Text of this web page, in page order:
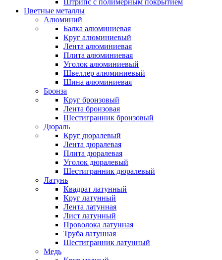
Штрипс с полимерным покрытием
Цветные металлы
Алюминий
Балка алюминиевая
Круг алюминиевый
Лента алюминиевая
Плита алюминиевая
Уголок алюминиевый
Швеллер алюминиевый
Шина алюминиевая
Бронза
Круг бронзовый
Лента бронзовая
Шестигранник бронзовый
Дюраль
Круг дюралевый
Лента дюралевая
Плита дюралевая
Уголок дюралевый
Шестигранник дюралевый
Латунь
Квадрат латунный
Круг латунный
Лента латунная
Лист латунный
Проволока латунная
Труба латунная
Шестигранник латунный
Медь